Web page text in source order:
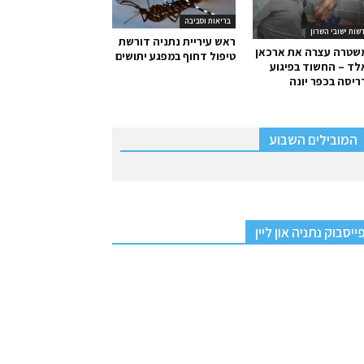
בריאות וסביבה
ראש עיריית נתניה דורשת
טיפול דחוף במפגע יתושים
ישובי השרון
עצרה את ארכאן
– החשוד בפיגוע
בכפר יונה
המובילים השבוע
פייסבוק נתניה און ליין